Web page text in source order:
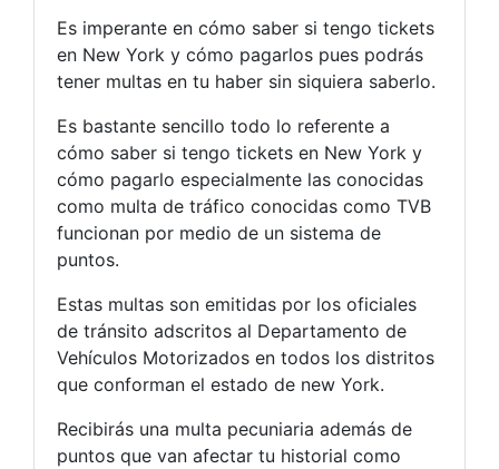
Es imperante en cómo saber si tengo tickets
en New York y cómo pagarlos pues podrás
tener multas en tu haber sin siquiera saberlo.
Es bastante sencillo todo lo referente a
cómo saber si tengo tickets en New York y
cómo pagarlo especialmente las conocidas
como multa de tráfico conocidas como TVB
funcionan por medio de un sistema de
puntos.
Estas multas son emitidas por los oficiales
de tránsito adscritos al Departamento de
Vehículos Motorizados en todos los distritos
que conforman el estado de new York.
Recibirás una multa pecuniaria además de
puntos que van afectar tu historial como